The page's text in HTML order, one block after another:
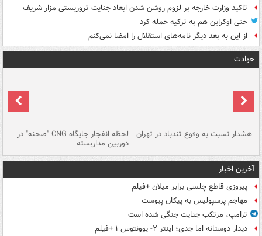
تاکید وزارت خارجه بر لزوم روشن شدن ابعاد جنایت تروریستی مزار شریف
حتی اوکراین هم به ترکیه حمله کرد
از این به بعد دیگر نامه‌های استقلال را امضا نمی‌کنم
حوادث
هشدار نسبت به وفوع تندباد در تهران لحظه انفجار جایگاه CNG "صحنه" در
دوربین مداربسته
آخرین اخبار
پیروزی قاطع چلسی برابر میلان +فیلم
مهاجم پرسپولیس به پیکان پیوست
ترامپ، مرتکب جنایت جنگی شده است
دیدار دوستانه اما جدی؛ اینتر ۲- یوونتوس ۱ +فیلم